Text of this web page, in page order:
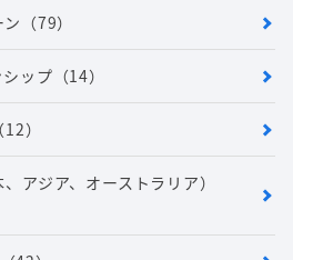
（79）
ップ （14）
（12）
アジア、オーストラリア）